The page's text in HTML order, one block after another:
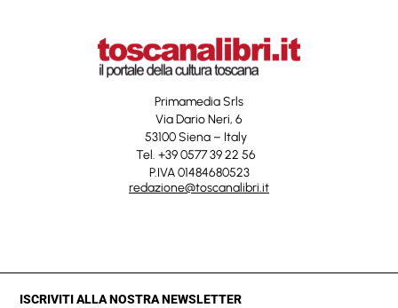
Primamedia Srls
Via Dario Neri, 6
53100 Siena – Italy
Tel. +39 0577 39 22 56
P.IVA 01484680523
redazione@toscanalibri.it
ISCRIVITI ALLA NOSTRA NEWSLETTER